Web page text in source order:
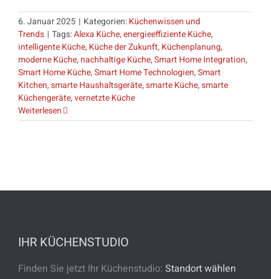
6. Januar 2025 | Kategorien:Küchenwissen und
Trends | Tags:Alexa Küche,energieeffiziente Küche,
intelligente Küche, Küche der Zukunft, Küchenplanung,
moderne Küche, nachhaltige Küche,Smart Home Integration,
Smart Home Küche,Smart Home Technologien,Smart
Kitchen,smarte Haushaltsgeräte,smarte Küche,smarte
Küchengeräte,vernetzte Küche
Weiterlesen
IHR KÜCHENSTUDIO
Finden Sie jetzt Ihr Küchenstudio: Standort wählen